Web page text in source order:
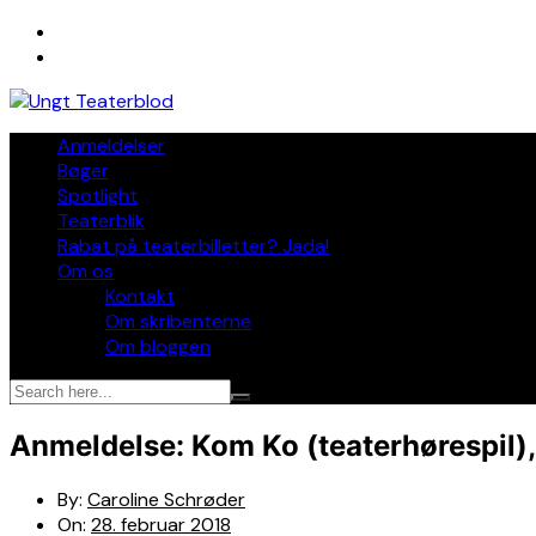
Skip
Anmeldelser
Bøger
Spotlight
Teaterblik
Rabat på teaterbilletter? Jada!
Om os
Kontakt
Om skribenterne
Om bloggen
Anmeldelse: Kom Ko (teaterhørespil),
By: Caroline Schrøder
On: 28. februar 2018